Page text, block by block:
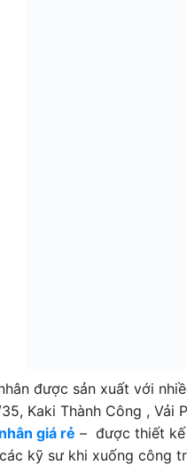
được sản xuất với
Kaki Thành Công , Vải
giá rẻ – được thiết kế
kỹ sư khi xuống công